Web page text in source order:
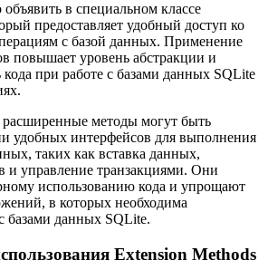
в специальном классе
предоставляет удобный доступ ко
с базой данных. Применение
повышает уровень абстракции и
кода при работе с базами данных SQLite
методы могут быть
удобных интерфейсов для выполнения
таких как вставка данных,
и управление транзакциями. Они
использованию кода и упрощают
в которых необходима
базами данных SQLite.
Extension Methods